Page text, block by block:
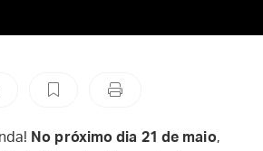
No próximo dia 21 de maio,